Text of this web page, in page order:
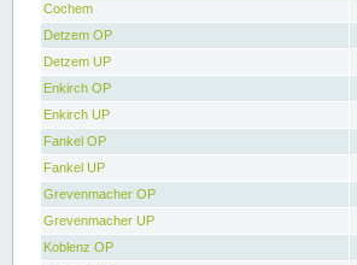
Cochem
Detzem OP
Detzem UP
Enkirch OP
Enkirch UP
Fankel OP
Fankel UP
Grevenmacher OP
Grevenmacher UP
Koblenz OP